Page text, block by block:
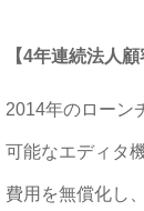
【4年連続法人
2014年のローン
可能なエディタ
費用を無償化し